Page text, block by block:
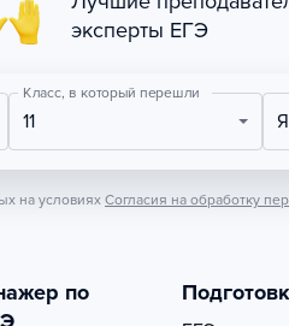
эксперты ЕГЭ
Класс, в который перешли
11
на условиях Согласия на обработку
по